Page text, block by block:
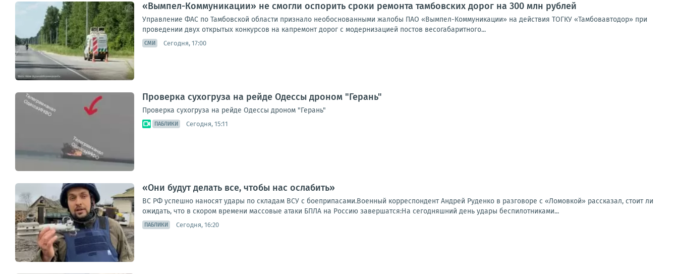
«Вымпел-Коммуникации» не смогли оспорить сроки ремонта тамбовских дорог на 300 млн рублей
Управление ФАС по Тамбовской области признало необоснованными жалобы ПАО «Вымпел-Коммуникации» на действия ТОГКУ «Тамбовавтодор» при
проведении двух открытых конкурсов на капремонт дорог с модернизацией постов весогабаритного...
СМИ Сегодня, 17:00
Проверка сухогруза на рейде Одессы дроном "Герань"
Проверка сухогруза на рейде Одессы дроном "Герань"
ПАБЛИКИ Сегодня, 15:11
«Они будут делать все, чтобы нас ослабить»
ВС РФ успешно наносят удары по складам ВСУ с боеприпасами.Военный корреспондент Андрей Руденко в разговоре с «Ломовкой» рассказал, стоит ли
ожидать, что в скором времени массовые атаки БПЛА на Россию завершатся:На сегодняшний день удары беспилотниками...
ПАБЛИКИ Сегодня, 16:20